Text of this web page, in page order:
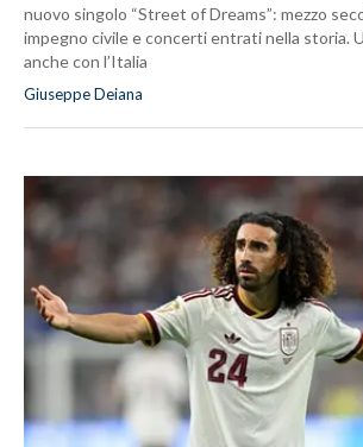
nuovo singolo “Street of Dreams”: mezzo
impegno civile e concerti entrati nella storia.
anche con l’Italia
Giuseppe Deiana